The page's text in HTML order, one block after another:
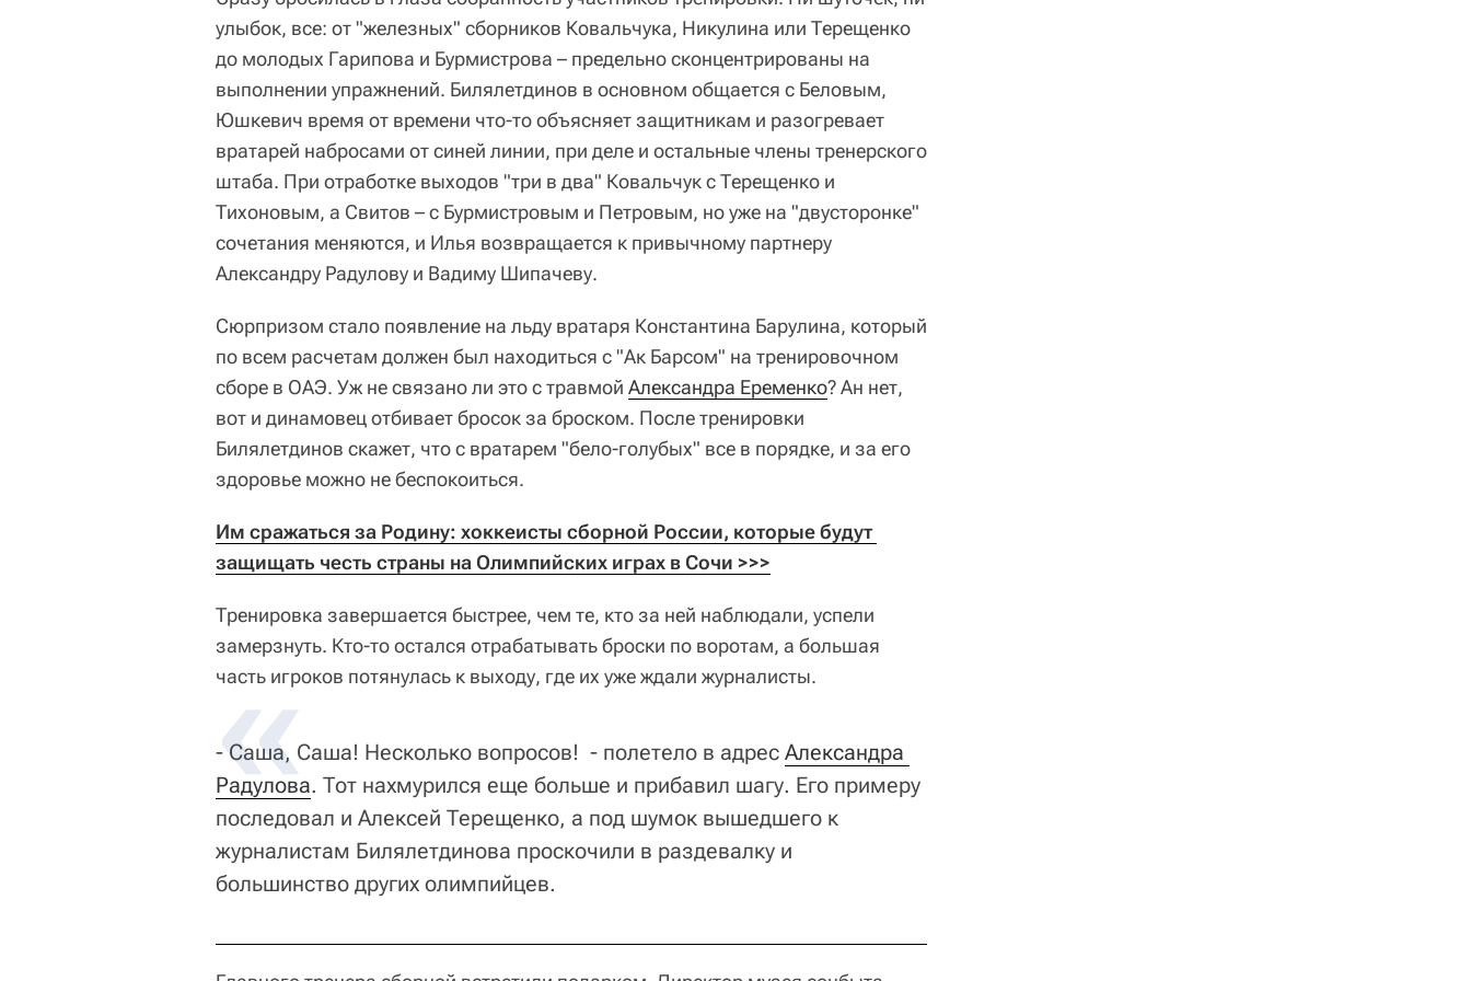
улыбок, все: от "железных" сборников Ковальчука, Никулина или Терещенко
до молодых Гарипова и Бурмистрова – предельно сконцентрированы на
выполнении упражнений. Билялетдинов в основном общается с Беловым,
Юшкевич время от времени что-то объясняет защитникам и разогревает
вратарей набросами от синей линии, при деле и остальные члены тренерского
штаба. При отработке выходов "три в два" Ковальчук с Терещенко и
Тихоновым, а Свитов – с Бурмистровым и Петровым, но уже на "двусторонке"
сочетания меняются, и Илья возвращается к привычному партнеру
Александру Радулову и Вадиму Шипачеву.
Сюрпризом стало появление на льду вратаря Константина Барулина, который
по всем расчетам должен был находиться с "Ак Барсом" на тренировочном
сборе в ОАЭ. Уж не связано ли это с травмой Александра Еременко? Ан нет,
вот и динамовец отбивает бросок за броском. После тренировки
Билялетдинов скажет, что с вратарем "бело-голубых" все в порядке, и за его
здоровье можно не беспокоиться.
Им сражаться за Родину: хоккеисты сборной России, которые будут
защищать честь страны на Олимпийских играх в Сочи >>>
Тренировка завершается быстрее, чем те, кто за ней наблюдали, успели
замерзнуть. Кто-то остался отрабатывать броски по воротам, а большая
часть игроков потянулась к выходу, где их уже ждали журналисты.
- Саша, Саша! Несколько вопросов! - полетело в адрес Александра
Радулова. Тот нахмурился еще больше и прибавил шагу. Его примеру
последовал и Алексей Терещенко, а под шумок вышедшего к
журналистам Билялетдинова проскочили в раздевалку и
большинство других олимпийцев.